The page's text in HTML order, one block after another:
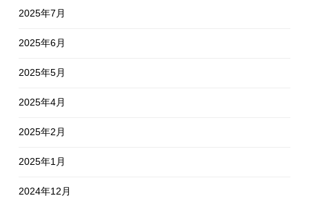
2025年7月
2025年6月
2025年5月
2025年4月
2025年2月
2025年1月
2024年12月